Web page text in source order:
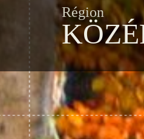
Région